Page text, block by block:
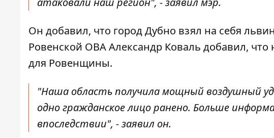
Он добавил, что город Дубно взял на себя
Ровенской ОВА Александр Коваль добавил,
для Ровенщины.
"Наша область получила мощный воздушный
одно гражданское лицо ранено. Больше
впоследствии", - заявил он.